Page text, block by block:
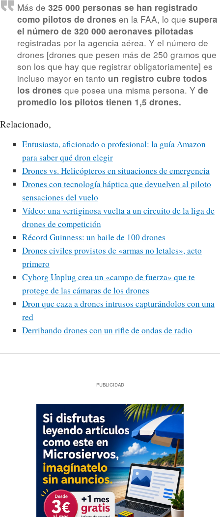
Más de 325 000 personas se han registrado
como pilotos de drones en la FAA, lo que supera
el número de 320 000 aeronaves pilotadas
registradas por la agencia aérea. Y el número de
drones [drones que pesen más de 250 gramos que
son los que hay que registrar obligatoriamente] es
incluso mayor en tanto un registro cubre todos
los drones que posea una misma persona. Y de
promedio los pilotos tienen 1,5 drones.
Relacionado,
Entusiasta, aficionado o profesional: la guía Amazon
para saber qué dron elegir
Drones vs. Helicópteros en situaciones de emergencia
Drones con tecnología háptica que devuelven al piloto
sensaciones del vuelo
Vídeo: una vertiginosa vuelta a un circuito de la liga de
drones de competición
Récord Guinness: un baile de 100 drones
Drones civiles provistos de «armas no letales», acto
primero
Cyborg Unplug crea un «campo de fuerza» que te
protege de las cámaras de los drones
Dron que caza a drones intrusos capturándolos con una
red
Derribando drones con un rifle de ondas de radio
PUBLICIDAD